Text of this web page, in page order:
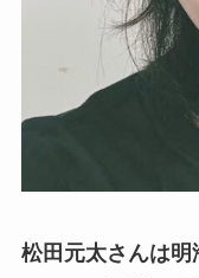
松田元太さんは